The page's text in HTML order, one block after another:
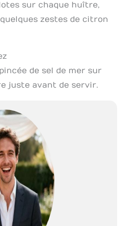
sur chaque huître,
zestes de citron
de sel de mer sur
juste avant de servir.